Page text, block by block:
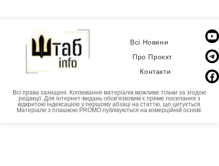
Всі Новини
Про Проєкт
Контакти
Всі права захищені. Копіювання матеріалів можливе тільки за згодою
редакції. Для інтернет-видань обовʼязковим є пряме посилання з
відкритою індексацією у першому абзаці на статтю, що цитується.
Матеріали з плашкою PROMO публікуються на комерційній основі.